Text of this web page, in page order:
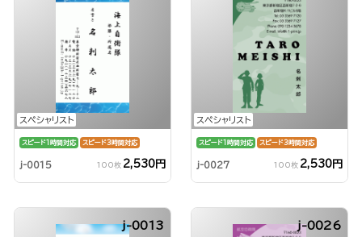
スペシャリスト
スピード1時間対応 スピード3時間対応
j-0015 100枚 2,530円
スペシャリスト
スピード1時間対応 スピード3時間対応
j-0027 100枚 2,530円
j-0013 j-0026